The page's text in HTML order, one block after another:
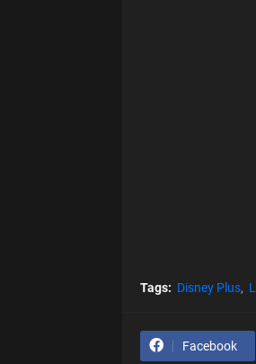
Tags: Disney Plus
Facebook